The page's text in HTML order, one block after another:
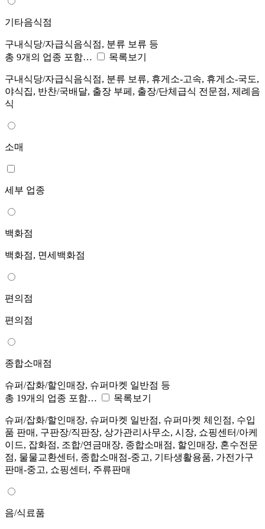
기타음식점
구내식당/자급식음식점, 분류 보류 등
총 9개의 업종 포함…
목록보기
구내식당/자급식음식점, 분류 보류, 휴게소-고속, 휴게소-국도,
야식집, 반찬/국배달, 출장 부페, 출장/단체급식 전문점, 제례음
식
소매
세부 업종
백화점
백화점, 면세백화점
편의점
편의점
종합소매점
슈퍼/잡화/할인매장, 슈퍼마켓 일반점 등
총 19개의 업종 포함…
목록보기
슈퍼/잡화/할인매장, 슈퍼마켓 일반점, 슈퍼마켓 체인점, 수입
품 판매, 구판장/직판장, 상가관리사무소, 시장, 쇼핑센터/아케
이드, 잡화점, 조합/연금매장, 종합소매점, 할인매장, 혼수전문
점, 물물교환센터, 종합소매점-중고, 기타생활용품, 가전가구
판매-중고, 쇼핑센터, 주류판매
음/식료품